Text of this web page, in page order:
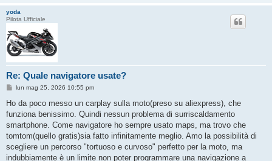
yoda
Pilota Ufficiale
Re: Quale navigatore usate?
M
s
a
g
i
o
lun mag 25, 2026 10:55 pm
Ho da poco messo un carplay sulla moto(preso su aliexpress), che
funziona benissimo. Quindi nessun problema di surriscaldamento
smartphone. Come navigatore ho sempre usato maps, ma trovo che
tomtom(quello gratis)sia fatto infinitamente meglio. Amo la possibilità di
scegliere un percorso "tortuoso e curvoso" perfetto per la moto, ma
indubbiamente è un limite non poter programmare una navigazione a